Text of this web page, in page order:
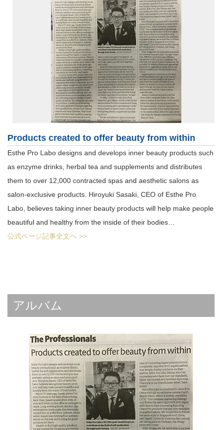
Products created to offer beauty from within
Esthe Pro Labo designs and develops inner beauty products such
as enzyme drinks, herbal tea and supplements and distributes
them to over 12,000 contracted spas and aesthetic salons as
salon-exclusive products. Hiroyuki Sasaki, CEO of Esthe Pro
Labo, believes taking inner beauty products will help make people
beautiful and healthy from the inside of their bodies…
公式ページ記事全文へ >>
アルバム